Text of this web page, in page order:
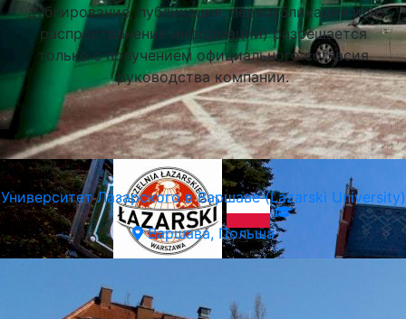
Университет Лазарского в Варшаве (Lazarski University)
Варшава, Польша
дублирование, публикация, перепубликация или
распространение информации) разрешается
только с получением официального согласия
руководства компании.